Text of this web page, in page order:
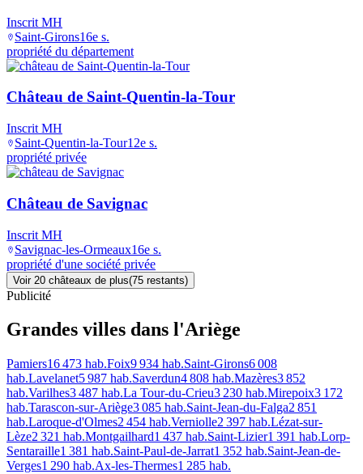
Inscrit MH
Saint-Girons16e s.
propriété du département
Château de Saint-Quentin-la-Tour
Inscrit MH
Saint-Quentin-la-Tour12e s.
propriété privée
Château de Savignac
Inscrit MH
Savignac-les-Ormeaux16e s.
propriété d'une société privée
Voir 20 châteaux de plus(75 restants)
Publicité
Grandes villes dans l'Ariège
Pamiers16 473 hab.Foix9 934 hab.Saint-Girons6 008
hab.Lavelanet5 987 hab.Saverdun4 808 hab.Mazères3 852
hab.Varilhes3 487 hab.La Tour-du-Crieu3 230 hab.Mirepoix3 172
hab.Tarascon-sur-Ariège3 085 hab.Saint-Jean-du-Falga2 851
hab.Laroque-d'Olmes2 454 hab.Verniolle2 397 hab.Lézat-sur-
Lèze2 321 hab.Montgailhard1 437 hab.Saint-Lizier1 391 hab.Lorp-
Sentaraille1 381 hab.Saint-Paul-de-Jarrat1 352 hab.Saint-Jean-de-
Verges1 290 hab.Ax-les-Thermes1 285 hab.